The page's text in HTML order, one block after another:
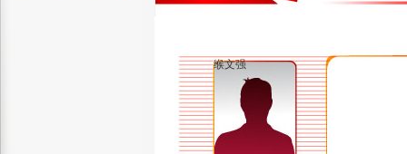
缑文强